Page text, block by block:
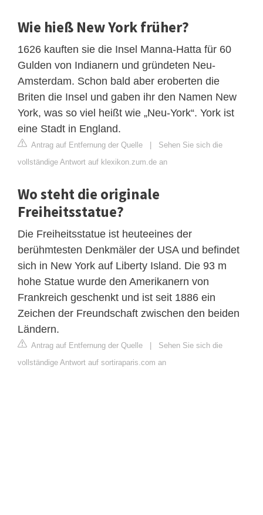
Wie hieß New York früher?
1626 kauften sie die Insel Manna-Hatta für 60
Gulden von Indianern und gründeten Neu-
Amsterdam. Schon bald aber eroberten die
Briten die Insel und gaben ihr den Namen New
York, was so viel heißt wie „Neu-York“. York ist
eine Stadt in England.
Antrag auf Entfernung der Quelle | Sehen Sie sich die
vollständige Antwort auf klexikon.zum.de an
Wo steht die originale
Freiheitsstatue?
Die Freiheitsstatue ist heuteeines der
berühmtesten Denkmäler der USA und befindet
sich in New York auf Liberty Island. Die 93 m
hohe Statue wurde den Amerikanern von
Frankreich geschenkt und ist seit 1886 ein
Zeichen der Freundschaft zwischen den beiden
Ländern.
Antrag auf Entfernung der Quelle | Sehen Sie sich die
vollständige Antwort auf sortiraparis.com an